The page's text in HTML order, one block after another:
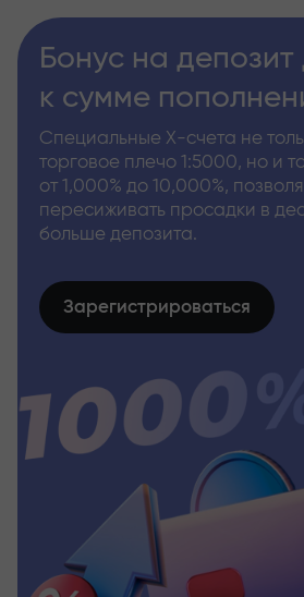
Бонус на депозит
к сумме
Специальные Х-счета не
торговое плечо 1:5000, но и
от 1,000% до 10,000%,
пересиживать просадки в
больше депозита.
Зарегистрироваться